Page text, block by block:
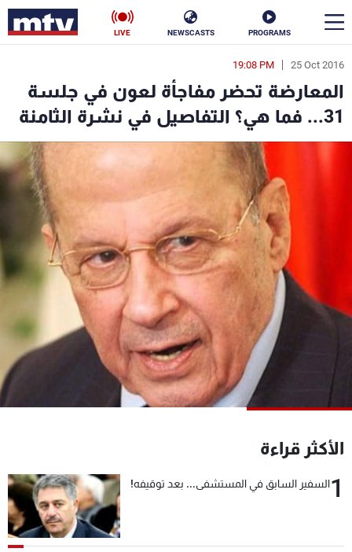
PROGRAMS
NEWSCASTS
LIVE
25 Oct 2016
19:08 PM
المعارضة تحضر مفاجأة لعون في جلسة
31... فما هي؟ التفاصيل في نشرة الثامنة
الأكثر قراءة
1السفير السابق في المستشفى... بعد توقيفه!
en
الأخبار
سياسة ناس
رياضة
كأس العالم
جدول البرامج
شاهد البرامج
عن MTV
الإنـتـاج
شروط الإسـتخدام
سياسة الخصوصية